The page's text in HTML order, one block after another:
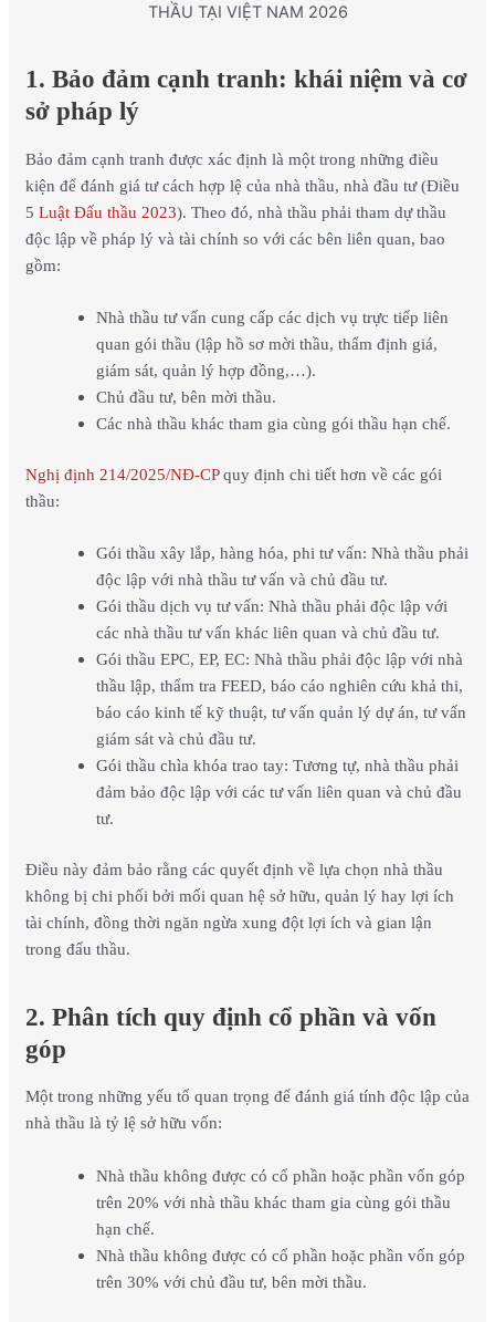
THẦU TẠI VIỆT NAM 2026
1. Bảo đảm cạnh tranh: khái niệm và cơ
sở pháp lý
Bảo đảm cạnh tranh được xác định là một trong những điều
kiện để đánh giá tư cách hợp lệ của nhà thầu, nhà đầu tư (Điều
5 Luật Đấu thầu 2023). Theo đó, nhà thầu phải tham dự thầu
độc lập về pháp lý và tài chính so với các bên liên quan, bao
gồm:
Nhà thầu tư vấn cung cấp các dịch vụ trực tiếp liên
quan gói thầu (lập hồ sơ mời thầu, thẩm định giá,
giám sát, quản lý hợp đồng,…).
Chủ đầu tư, bên mời thầu.
Các nhà thầu khác tham gia cùng gói thầu hạn chế.
Nghị định 214/2025/NĐ-CPquy định chi tiết hơn về các gói
thầu:
Gói thầu xây lắp, hàng hóa, phi tư vấn: Nhà thầu phải
độc lập với nhà thầu tư vấn và chủ đầu tư.
Gói thầu dịch vụ tư vấn: Nhà thầu phải độc lập với
các nhà thầu tư vấn khác liên quan và chủ đầu tư.
Gói thầu EPC, EP, EC: Nhà thầu phải độc lập với nhà
thầu lập, thẩm tra FEED, báo cáo nghiên cứu khả thi,
báo cáo kinh tế kỹ thuật, tư vấn quản lý dự án, tư vấn
giám sát và chủ đầu tư.
Gói thầu chìa khóa trao tay: Tương tự, nhà thầu phải
đảm bảo độc lập với các tư vấn liên quan và chủ đầu
tư.
Điều này đảm bảo rằng các quyết định về lựa chọn nhà thầu
không bị chi phối bởi mối quan hệ sở hữu, quản lý hay lợi ích
tài chính, đồng thời ngăn ngừa xung đột lợi ích và gian lận
trong đấu thầu.
2. Phân tích quy định cổ phần và vốn
góp
Một trong những yếu tố quan trọng để đánh giá tính độc lập của
nhà thầu là tỷ lệ sở hữu vốn:
Nhà thầu không được có cổ phần hoặc phần vốn góp
trên 20% với nhà thầu khác tham gia cùng gói thầu
hạn chế.
Nhà thầu không được có cổ phần hoặc phần vốn góp
trên 30% với chủ đầu tư, bên mời thầu.